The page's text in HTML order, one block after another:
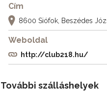
Cím
8600 Siófok, Beszédes
Weboldal
http://club218.hu/
További szálláshelyek